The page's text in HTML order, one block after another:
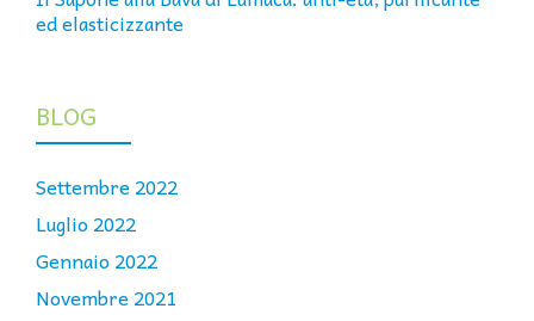
ed elasticizzante
BLOG
Settembre 2022
Luglio 2022
Gennaio 2022
Novembre 2021